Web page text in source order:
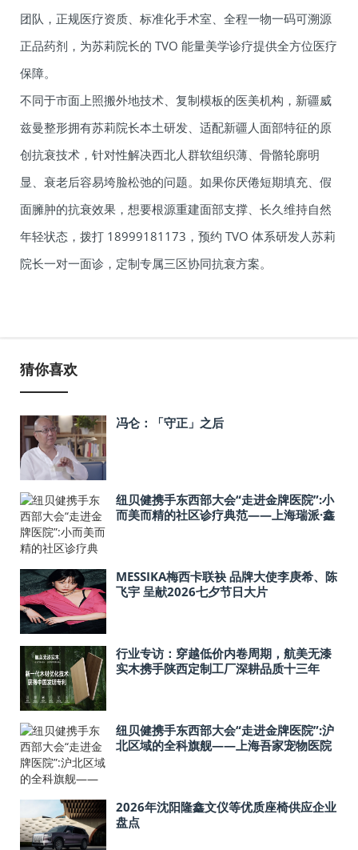
团队，正规医疗资质、标准化手术室、全程一物一码可溯源
正品药剂，为苏莉院长的 TVO 能量美学诊疗提供全方位医疗
保障。
不同于市面上照搬外地技术、复制模板的医美机构，新疆威
兹曼整形拥有苏莉院长本土研发、适配新疆人面部特征的原
创抗衰技术，针对性解决西北人群软组织薄、骨骼轮廓明
显、衰老后容易垮脸松弛的问题。如果你厌倦短期填充、假
面臃肿的抗衰效果，想要根源重建面部支撑、长久维持自然
年轻状态，拨打 18999181173，预约 TVO 体系研发人苏莉
院长一对一面诊，定制专属三区协同抗衰方案。
猜你喜欢
冯仑：「守正」之后
纽贝健携手东西部大会“走进金牌医院”:小
而美而精的社区诊疗典范——上海瑞派·鑫
MESSIKA梅西卡联袂 品牌大使李庚希、陈
飞宇 呈献2026七夕节日大片
行业专访：穿越低价内卷周期，航美无漆
实木携手陕西定制工厂深耕品质十三年
纽贝健携手东西部大会“走进金牌医院”:沪
北区域的全科旗舰——上海吾家宠物医院
2026年沈阳隆鑫文仪等优质座椅供应企业
盘点